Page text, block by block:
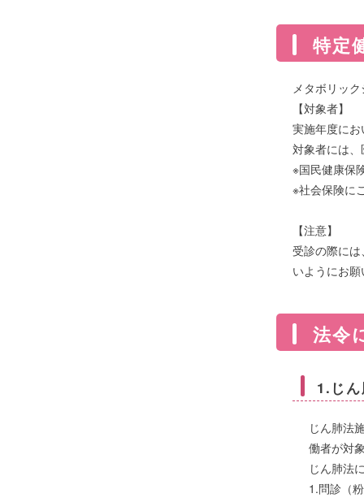
特定
メタボリッ
【対象者】
実施年度に
対象者には
※国民健康保
※社会保険に
【注意】
受診の際に
いようにお
法令
1.じ
じん肺法
働者が対
じん肺法
1.問診（